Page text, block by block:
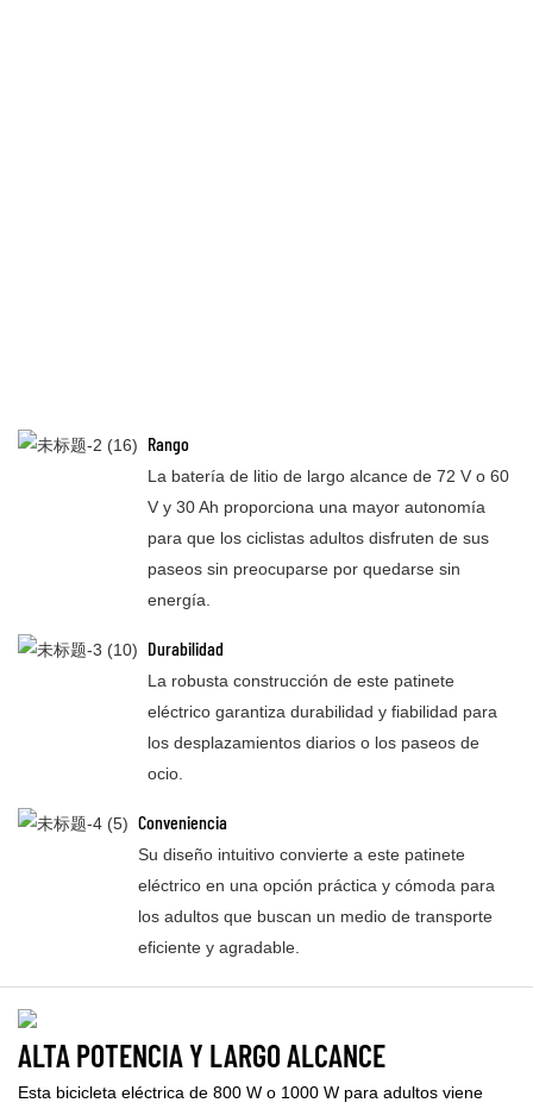
Rango
La batería de litio de largo alcance de 72 V o 60
V y 30 Ah proporciona una mayor autonomía
para que los ciclistas adultos disfruten de sus
paseos sin preocuparse por quedarse sin
energía.
Durabilidad
La robusta construcción de este patinete
eléctrico garantiza durabilidad y fiabilidad para
los desplazamientos diarios o los paseos de
ocio.
Conveniencia
Su diseño intuitivo convierte a este patinete
eléctrico en una opción práctica y cómoda para
los adultos que buscan un medio de transporte
eficiente y agradable.
ALTA POTENCIA Y LARGO ALCANCE
Esta bicicleta eléctrica de 800 W o 1000 W para adultos viene